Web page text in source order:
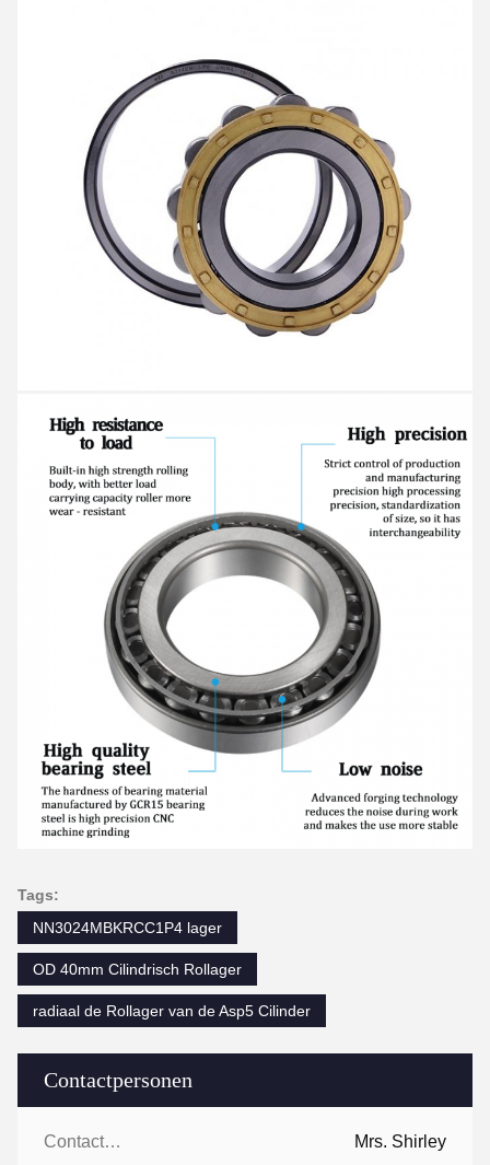
Contactpersonen
Contactpersonen: Mrs. Shirley
Tags:
NN3024MBKRCC1P4 lager
OD 40mm Cilindrisch Rollager
radiaal de Rollager van de Asp5 Cilinder